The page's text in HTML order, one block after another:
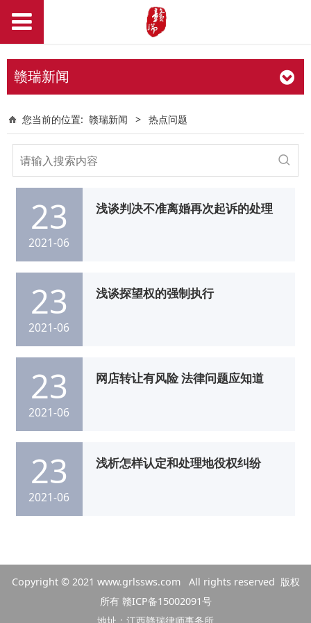
赣瑞新闻
您当前的位置: 赣瑞新闻 > 热点问题
23
2021-06
浅谈判决不准离婚再次起诉的处理
23
2021-06
浅谈探望权的强制执行
23
2021-06
网店转让有风险 法律问题应知道
23
2021-06
浅析怎样认定和处理地役权纠纷
Copyright © 2021 www.grlssws.comAll rights reserved 版权
所有 赣ICP备15002091号